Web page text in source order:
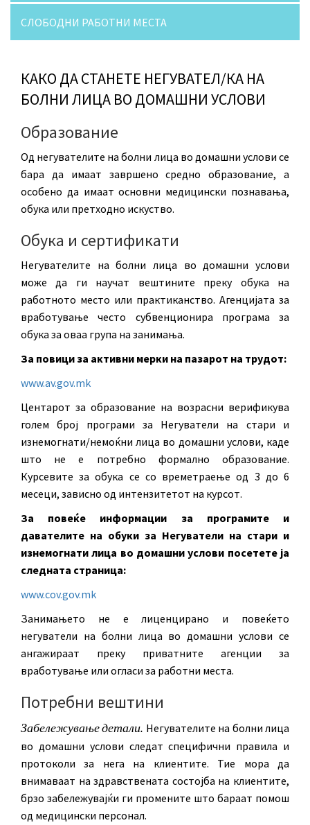
СЛОБОДНИ РАБОТНИ МЕСТА
КАКО ДА СТАНЕТЕ НЕГУВАТЕЛ/КА НА
БОЛНИ ЛИЦА ВО ДОМАШНИ УСЛОВИ
Образование
Од негувателите на болни лица во домашни услови се
бара да имаат завршено средно образование, а
особено да имаат основни медицински познавања,
обука или претходно искуство.
Обука и сертификати
Негувателите на болни лица во домашни услови
може да ги научат вештините преку обука на
работното место или практиканство. Агенцијата за
вработување често субвенционира програма за
обука за оваа група на занимања.
За повици за активни мерки на пазарот на трудот:
www.av.gov.mk
Центарот за образование на возрасни верификува
голем број програми за Негуватели на стари и
изнемогнати/немоќни лица во домашни услови, каде
што не е потребно формално образование.
Курсевите за обука се со времетраење од 3 до 6
месеци, зависно од интензитетот на курсот.
За повеќе информации за програмите и
давателите на обуки за Негуватели на стари и
изнемогнати лица во домашни услови посетете ја
следната страница:
www.cov.gov.mk
Занимањето не е лиценцирано и повеќето
негуватели на болни лица во домашни услови се
ангажираат преку приватните агенции за
вработување или огласи за работни места.
Потребни вештини
Забележување детали. Негувателите на болни лица
во домашни услови следат специфични правила и
протоколи за нега на клиентите. Тие мора да
внимаваат на здравствената состојба на клиентите,
брзо забележувајќи ги промените што бараат помош
од медицински персонал.